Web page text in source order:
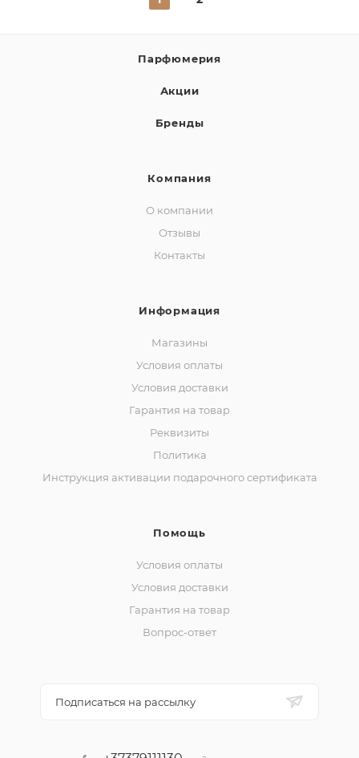
Парфюмерия
Акции
Бренды
Компания
О компании
Отзывы
Контакты
Информация
Магазины
Условия оплаты
Условия доставки
Гарантия на товар
Реквизиты
Политика
Инструкция активации подарочного сертификата
Помощь
Условия оплаты
Условия доставки
Гарантия на товар
Вопрос-ответ
Подписаться на рассылку